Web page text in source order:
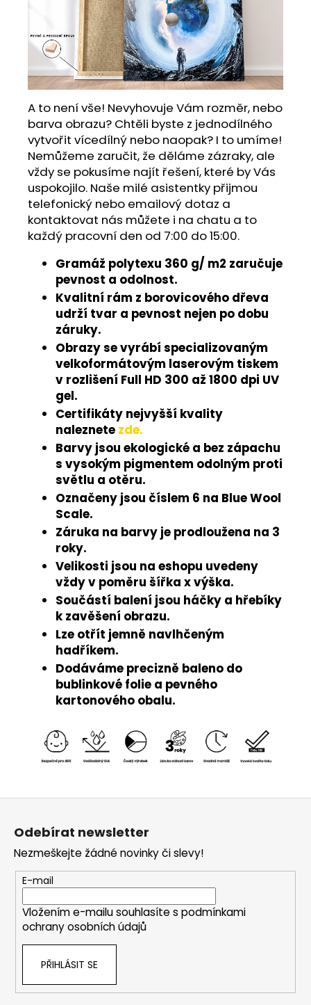
A to není vše! Nevyhovuje Vám rozměr, nebo
barva obrazu? Chtěli byste z jednodílného
vytvořit vícedílný nebo naopak? I to umíme!
Nemůžeme zaručit, že děláme zázraky, ale
vždy se pokusíme najít řešení, které by Vás
uspokojilo. Naše milé asistentky přijmou
telefonický nebo emailový dotaz a
kontaktovat nás můžete i na chatu a to
každý pracovní den od 7:00 do 15:00.
Gramáž polytexu 360 g/ m2 zaručuje
pevnost a odolnost.
Kvalitní rám z borovicového dřeva
udrží tvar a pevnost nejen po dobu
záruky.
Obrazy se vyrábí specializovaným
velkoformátovým laserovým tiskem
v rozlišení Full HD 300 až 1800 dpi UV
gel.
Certifikáty nejvyšší kvality
naleznete zde.
Barvy jsou ekologické a bez zápachu
s vysokým pigmentem odolným proti
světlu a otěru.
Označeny jsou číslem 6 na Blue Wool
Scale.
Záruka na barvy je prodloužena na 3
roky.
Velikosti jsou na eshopu uvedeny
vždy v poměru šířka x výška.
Součástí balení jsou háčky a hřebíky
k zavěšení obrazu.
Lze otřít jemně navlhčeným
hadříkem.
Dodáváme precizně baleno do
bublinkové folie a pevného
kartonového obalu.
Z
Odebírat newsletter
Nezmeškejte žádné novinky či slevy!
E-mail
Vložením e-mailu souhlasíte s podmínkami
ochrany osobních údajů
PŘIHLÁSIT SE